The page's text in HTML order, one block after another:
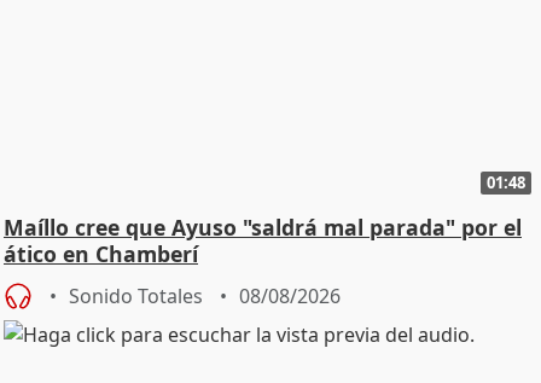
01:48
Maíllo cree que Ayuso "saldrá mal parada" por el
ático en Chamberí
Sonido Totales 08/08/2026